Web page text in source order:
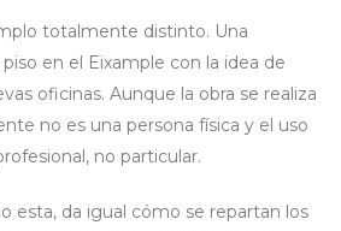
totalmente distinto. Una
en el Eixample con la idea de
oficinas. Aunque la obra se realiza
no es una persona física y el uso
no particular.
esta, da igual cómo se repartan los